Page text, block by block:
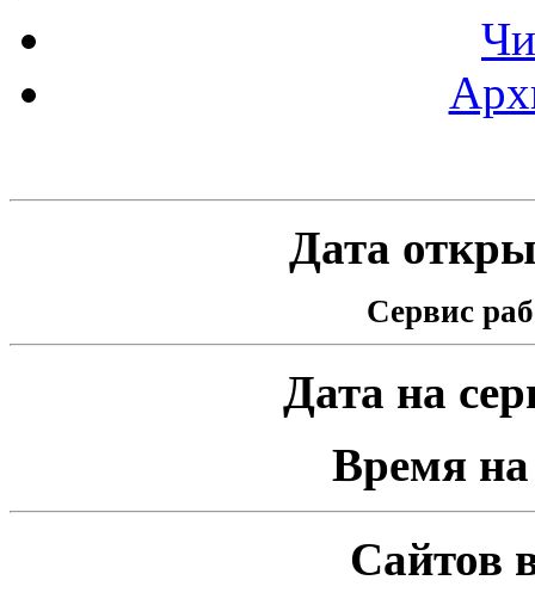
Дата
Сервис
Дата на
Время на
Сайтов